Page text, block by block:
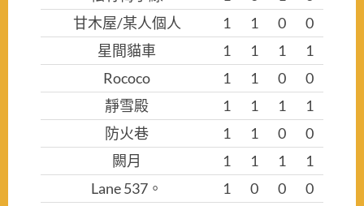
甘木屋/某人個人
1 1 0
0
星間貓車
1 1 1
1
Rococo
1 1 0
0
靜雪殿
1 1 1
1
防火巷
1 1 0
0
闕月
1 1 1
1
Lane 537。
1 0 0
0